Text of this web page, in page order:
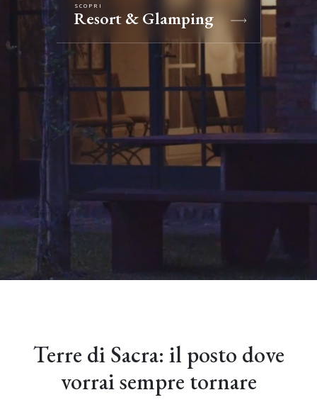
Resort & Glamping
SCOPRI
Terre di Sacra: il posto dove
vorrai sempre tornare